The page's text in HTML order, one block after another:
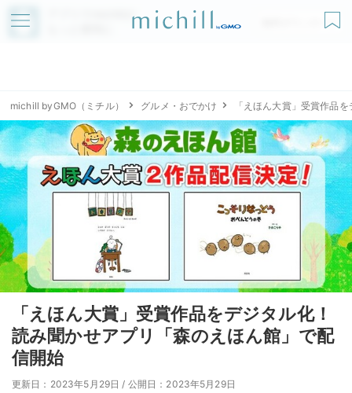
アプリでmichillが
無料ダウンロード
michill byGMO（ミチル） グルメ・おでかけ 「えほん大賞」受賞作品
「えほん大賞」受賞作品をデジタル化！
読み聞かせアプリ「森のえほん館」で配
信開始
更新日：2023年5月29日 / 公開日：2023年5月29日